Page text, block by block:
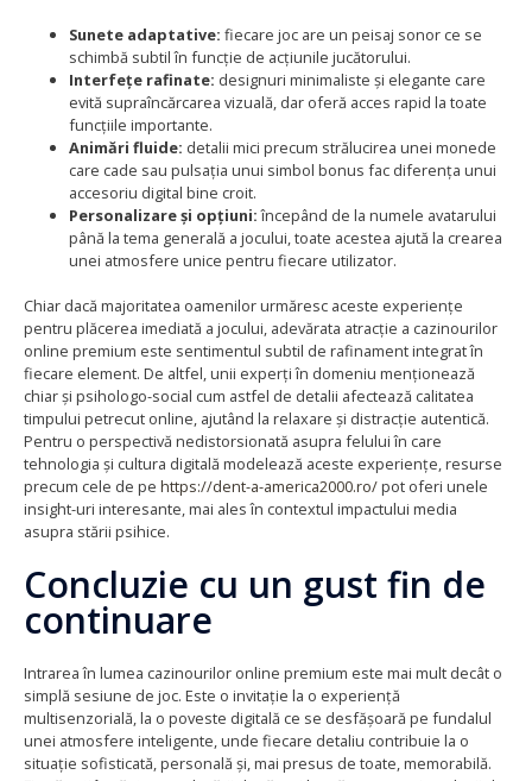
Sunete adaptative: fiecare joc are un peisaj sonor ce se
schimbă subtil în funcție de acțiunile jucătorului.
Interfețe rafinate: designuri minimaliste și elegante care
evită supraîncărcarea vizuală, dar oferă acces rapid la toate
funcțiile importante.
Animări fluide: detalii mici precum strălucirea unei monede
care cade sau pulsația unui simbol bonus fac diferența unui
accesoriu digital bine croit.
Personalizare și opțiuni:începând de la numele avatarului
până la tema generală a jocului, toate acestea ajută la crearea
unei atmosfere unice pentru fiecare utilizator.
Chiar dacă majoritatea oamenilor urmăresc aceste experiențe
pentru plăcerea imediată a jocului, adevărata atracție a cazinourilor
online premium este sentimentul subtil de rafinament integrat în
fiecare element. De altfel, unii experți în domeniu menționează
chiar și psihologo-social cum astfel de detalii afectează calitatea
timpului petrecut online, ajutând la relaxare și distracție autentică.
Pentru o perspectivă nedistorsionată asupra felului în care
tehnologia și cultura digitală modelează aceste experiențe, resurse
precum cele de pe https://dent-a-america2000.ro/pot oferi unele
insight-uri interesante, mai ales în contextul impactului media
asupra stării psihice.
Concluzie cu un gust fin de
continuare
Intrarea în lumea cazinourilor online premium este mai mult decât o
simplă sesiune de joc. Este o invitație la o experiență
multisenzorială, la o poveste digitală ce se desfășoară pe fundalul
unei atmosfere inteligente, unde fiecare detaliu contribuie la o
situație sofisticată, personală și, mai presus de toate, memorabilă.